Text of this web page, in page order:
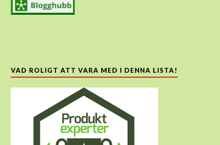
VAD ROLIGT ATT VARA MED I DENNA LISTA!